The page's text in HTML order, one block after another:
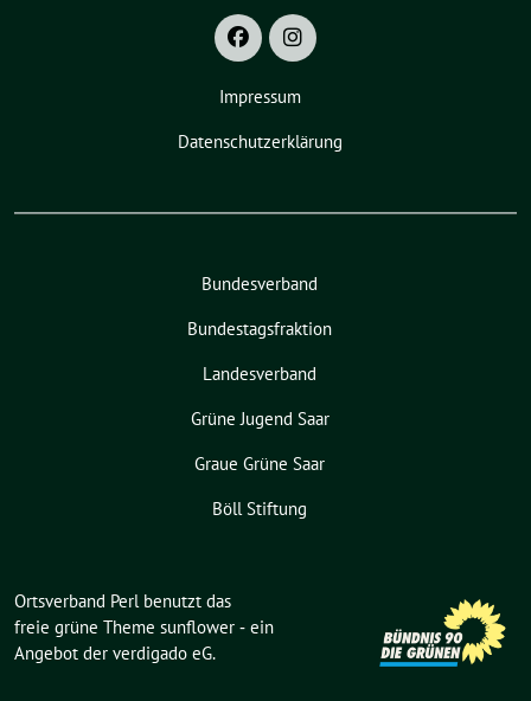
Impressum
Datenschutzerklärung
Bundesverband
Bundestagsfraktion
Landesverband
Grüne Jugend Saar
Graue Grüne Saar
Böll Stiftung
Ortsverband Perl benutzt das
freie grüne Theme sunflower ‐ ein
Angebot der verdigado eG.